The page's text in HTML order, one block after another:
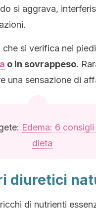
si aggrava,
si verifica nei
o in sovrappeso.
una sensazione di
Edema: 6
dieta
diuretici
di nutrienti